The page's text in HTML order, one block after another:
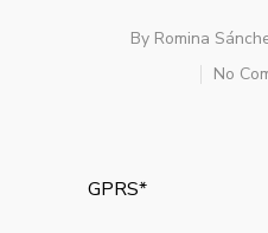
By Romina
No
GPRS*